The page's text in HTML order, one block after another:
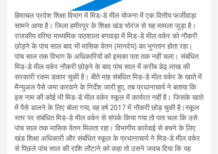
हिमाचल प्रदेश शिक्षा विभाग में मिड-डे मील योजना में एक वित्तीय फर्जीवाड़ा
सामने आया है। जिला हमीरपुर के शिक्षा खंड भोरंज से यह मामला जुड़ा है।
राजकीय वरिष्ठ माध्यमिक पाठशाला बगवाड़ा में मिड-डे मील वर्कर को नौकरी
छोड़ने के पांच साल बाद भी मासिक वेतन (मानदेय) का भुगतान होता रहा।
पांच साल तक विभाग के अधिकारियों को इसका पता तक नहीं चला। संबंधित
मिड-डे मील वर्कर नौकरी छोड़ने के बाद पांच साल में करीब डेढ़ लाख की
सरकारी रकम डकार चुकी है। बीते माह संबंधित मिड-डे मील वर्कर के खाते में
मैन्युअल पैसे जमा करवाने के निर्देश जारी हुए, तब प्रधानाचार्य ने बताया कि
इस नाम की कोई भी मिड-डे मील वर्कर स्कूल में कार्यरत नहीं है। जिसके खाते
में पैसे डालने के लिए बोला गया, वह वर्ष 2017 में नौकरी छोड़ चुकी है।स्कूल
स्तर पर संबंधित मिड-डे मील वर्कर से संपर्क किया गया तो पता चला कि उसे
पांच साल तक मासिक वेतन मिलता रहा। विभागीय कार्रवाई से बचने के लिए
खंड शिक्षा अधिकारी और संबंधित स्कूल के प्रधानाचार्य ने मिड-डे मील वर्कर
से पिछले पांच साल की राशि लौटाने को कहा तो उसने जवाब दिया कि यह